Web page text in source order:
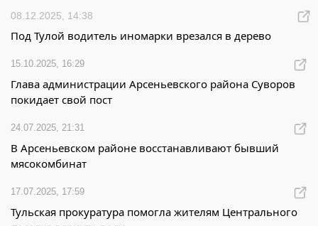
08.12.2025, 14:38
Под Тулой водитель иномарки врезался в дерево
15.10.2025, 16:29
Глава администрации Арсеньевского района Суворов
покидает свой пост
24.07.2025, 21:31
В Арсеньевском районе восстанавливают бывший
мясокомбинат
17.07.2025, 17:59
Тульская прокуратура помогла жителям Центрального